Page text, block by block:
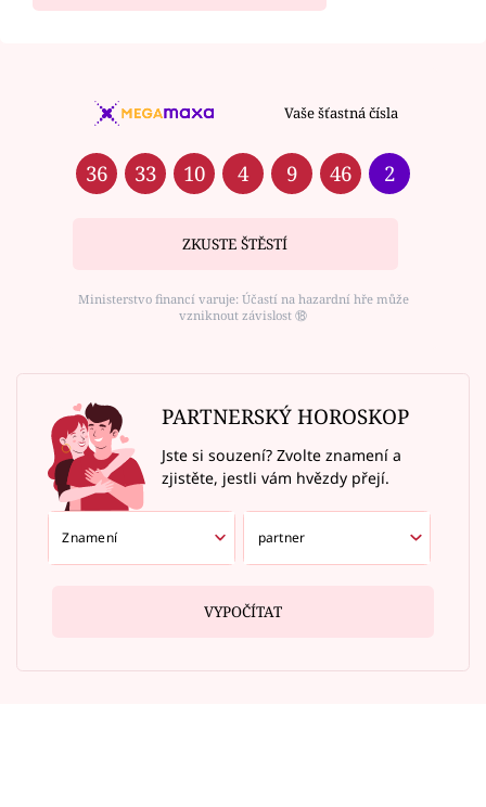
Vaše šťastná čísla
36 33 10 4 9 46 2
ZKUSTE ŠTĚSTÍ
Ministerstvo financí varuje: Účastí na hazardní hře může
vzniknout závislost ⑱
PARTNERSKÝ HOROSKOP
Jste si souzení? Zvolte znamení a
zjistěte, jestli vám hvězdy přejí.
VYPOČÍTAT